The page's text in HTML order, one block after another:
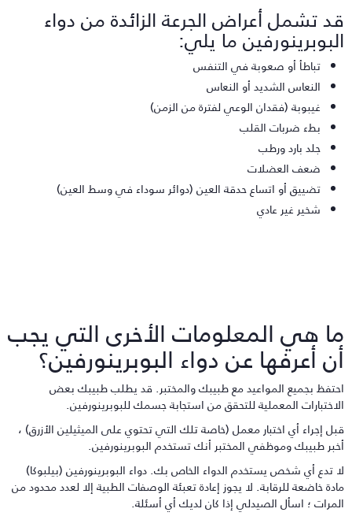
تشمل أعراض الجرعة الزائدة من دواء
ما يلي:
تباطأ أو صعوبة في التنفس
النعاس الشديد أو النعاس
غيبوبة (فقدان الوعي لفترة من الزمن)
بطء ضربات القلب
جلد بارد ورطب
ضعف العضلات
تضييق أو اتساع حدقة العين (دوائر سوداء في وسط العين)
شخير غير عادي
هي المعلومات الأخرى التي يجب
أعرفها عن دواء البوبرينورفين؟
بجميع المواعيد مع طبيبك والمختبر. قد يطلب طبيبك بعض
المعملية للتحقق من استجابة جسمك للبوبرينورفين.
إجراء أي اختبار معمل (خاصة تلك التي تحتوي على الميثيلين الأزرق) ،
طبيبك وموظفي المختبر أنك تستخدم البوبرينورفين.
تدع أي شخص يستخدم الدواء الخاص بك. دواء البوبرينورفين (بيلبوكا)
خاضعة للرقابة. لا يجوز إعادة تعبئة الوصفات الطبية إلا لعدد محدود من
؛ اسأل الصيدلي إذا كان لديك أي أسئلة.